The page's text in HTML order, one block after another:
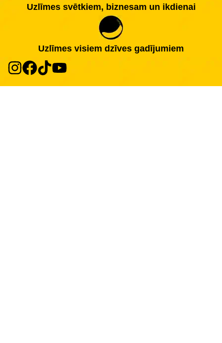
Uzlīmes svētkiem, biznesam un ikdienai
Uzlīmes visiem dzīves gadījumiem